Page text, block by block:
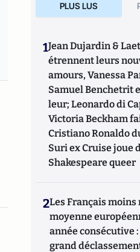
PLUS LUS
1Jean Dujardin &
étrennent leurs
amours, Vanessa
Samuel Benchetrit
leur; Leonardo di
Victoria Beckham
Cristiano Ronaldo
Suri ex Cruise joue
Shakespeare queer
2Les Français moins
moyenne
année consécutive
grand